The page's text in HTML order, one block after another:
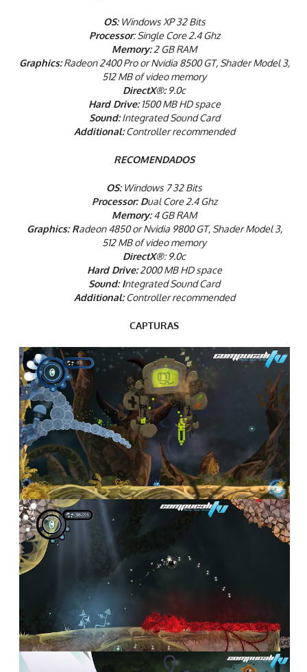
OS:Windows XP 32 Bits
Processor: Single Core 2.4 Ghz
Memory:2 GB RAM
Graphics:Radeon 2400 Pro or Nvidia 8500 GT, Shader Model 3,
512 MB of video memory
DirectX®:9.0c
Hard Drive:1500 MB HD space
Sound:Integrated Sound Card
Additional:Controller recommended
RECOMENDADOS
OS:Windows 7 32 Bits
Processor: Dual Core 2.4 Ghz
Memory:4 GB RAM
Graphics: Radeon 4850 or Nvidia 9800 GT, Shader Model 3,
512 MB of video memory
DirectX®: 9.0c
Hard Drive:2000 MB HD space
Sound: Integrated Sound Card
Additional:Controller recommended
CAPTURAS